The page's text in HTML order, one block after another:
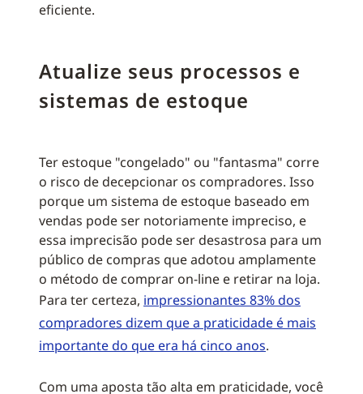
eficiente.
Atualize seus processos e
sistemas de estoque
Ter estoque "congelado" ou "fantasma" corre
o risco de decepcionar os compradores. Isso
porque um sistema de estoque baseado em
vendas pode ser notoriamente impreciso, e
essa imprecisão pode ser desastrosa para um
público de compras que adotou amplamente
o método de comprar on-line e retirar na loja.
Para ter certeza, impressionantes 83% dos
compradores dizem que a praticidade é mais
importante do que era há cinco anos.
Com uma aposta tão alta em praticidade, você